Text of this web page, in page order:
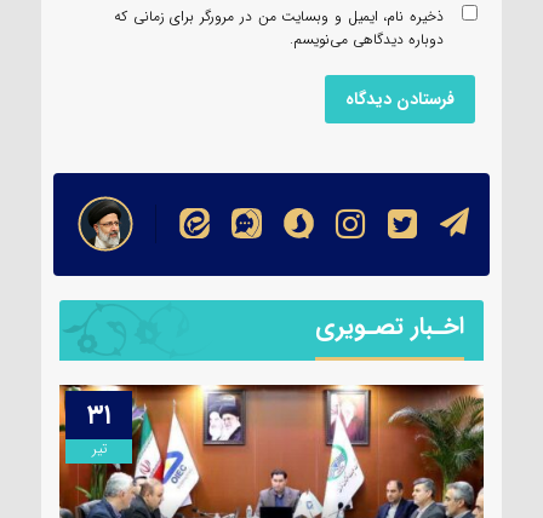
ذخیره نام، ایمیل و وبسایت من در مرورگر برای زمانی که
دوباره دیدگاهی می‌نویسم.
اخـبار تصـویری
۳۱
تیر